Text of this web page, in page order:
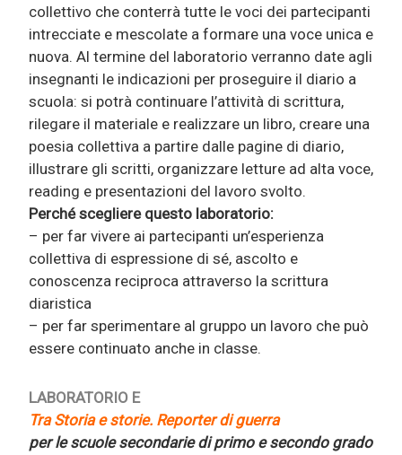
collettivo che conterrà tutte le voci dei partecipanti
intrecciate e mescolate a formare una voce unica e
nuova. Al termine del laboratorio verranno date agli
insegnanti le indicazioni per proseguire il diario a
scuola: si potrà continuare l’attività di scrittura,
rilegare il materiale e realizzare un libro, creare una
poesia collettiva a partire dalle pagine di diario,
illustrare gli scritti, organizzare letture ad alta voce,
reading e presentazioni del lavoro svolto.
Perché scegliere questo laboratorio:
– per far vivere ai partecipanti un’esperienza
collettiva di espressione di sé, ascolto e
conoscenza reciproca attraverso la scrittura
diaristica
– per far sperimentare al gruppo un lavoro che può
essere continuato anche in classe.
LABORATORIO E
Tra Storia e storie. Reporter di guerra
per le scuole secondarie di primo e secondo grado